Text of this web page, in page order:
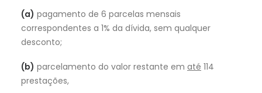
(a) pagamento de 6 parcelas mensais
correspondentes a 1% da dívida, sem qualquer
desconto;
(b) parcelamento do valor restante em até 114
prestações,